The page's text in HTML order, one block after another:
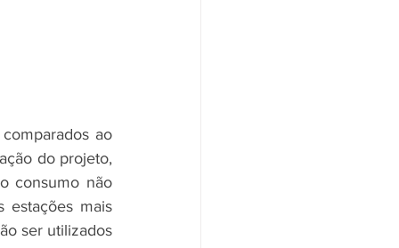
ao
do projeto,
consumo não
estações mais
ser utilizados